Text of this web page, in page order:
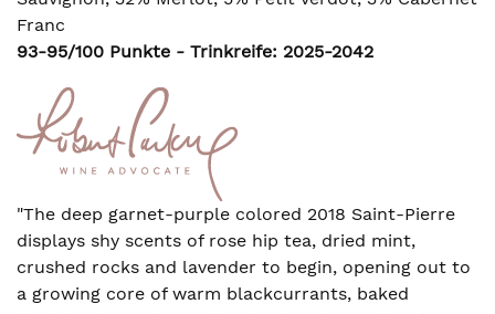
Franc
93-95/100 Punkte - Trinkreife: 2025-2042
"The deep garnet-purple colored 2018 Saint-Pierre
displays shy scents of rose hip tea, dried mint,
crushed rocks and lavender to begin, opening out to
a growing core of warm blackcurrants, baked